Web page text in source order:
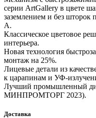
серии ArtGallery в цвете
заземлением и без шторок
А.
Классическое цветовое
интерьера.
Новая технология
монтаж на 25%.
Лицевые детали из
к царапинам и УФ-
Лучший промышленный
МИНПРОМТОРГ 2023).
Доставка